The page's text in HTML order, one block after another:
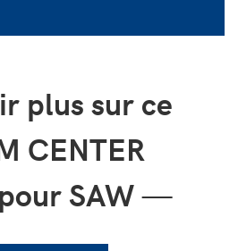
plus sur ce
CENTER
SAW—